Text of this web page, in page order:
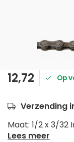
12,72 Op
Verzending
Maat: 1/2 x 3/32
Lees meer